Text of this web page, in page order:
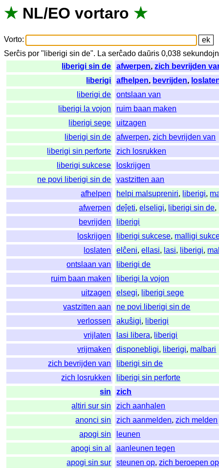
★ NL/EO vortaro ★
Vorto:
Serĉis por " liberigi sin de". La serĉado daŭris 0,038sekundojn
liberigi sin de
afwerpen,zich bevrijden
liberigi
afhelpen, bevrijden,
liberigi de
ontslaan van
liberigi la vojon
ruim baan maken
liberigi sege
uitzagen
liberigi sin de
afwerpen,zich bevrijden van
liberigi sin perforte
zich losrukken
liberigi sukcese
loskrijgen
ne povi liberigi sin de
vastzitten aan
afhelpen
helpi malsupreniri, liberigi,
afwerpen
deĵeti,elseligi, liberigi sin de,
bevrijden
liberigi
loskrijgen
liberigi sukcese, malligi
loslaten
elĉeni,ellasi, lasi, liberigi,
ontslaan van
liberigi de
ruim baan maken
liberigi la vojon
uitzagen
elsegi, liberigi sege
vastzitten aan
ne povi liberigi sin de
verlossen
akuŝigi, liberigi
vrijlaten
lasi libera, liberigi
vrijmaken
disponebligi, liberigi, malbari
zich bevrijden van
liberigi sin de
zich losrukken
liberigi sin perforte
sin
zich
altiri sur sin
zich aanhalen
anonci sin
zich aanmelden,zich melden
apogi sin
leunen
apogi sin al
aanleunen tegen
apogi sin sur
steunen op,zich beroepen op